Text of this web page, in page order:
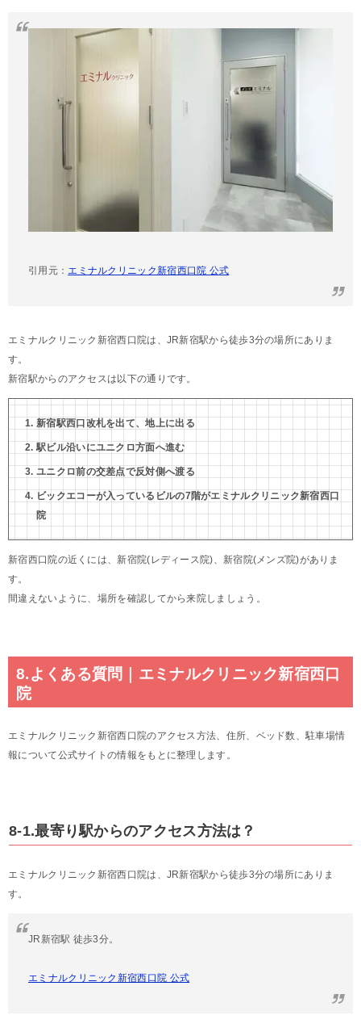
引用元：エミナルクリニック新宿西口院 公式
エミナルクリニック新宿西口院は、JR新宿駅から徒歩3分の場所にありま
す。
新宿駅からのアクセスは以下の通りです。
新宿駅西口改札を出て、地上に出る
駅ビル沿いにユニクロ方面へ進む
ユニクロ前の交差点で反対側へ渡る
ビックエコーが入っているビルの7階がエミナルクリニック新宿西口
院
新宿西口院の近くには、新宿院(レディース院)、新宿院(メンズ院)がありま
す。
間違えないように、場所を確認してから来院しましょう。
8.よくある質問｜エミナルクリニック新宿西口
院
エミナルクリニック新宿西口院のアクセス方法、住所、ベッド数、駐車場情
報について公式サイトの情報をもとに整理します。
8-1.最寄り駅からのアクセス方法は？
エミナルクリニック新宿西口院は、JR新宿駅から徒歩3分の場所にありま
す。
JR新宿駅 徒歩3分。
エミナルクリニック新宿西口院 公式